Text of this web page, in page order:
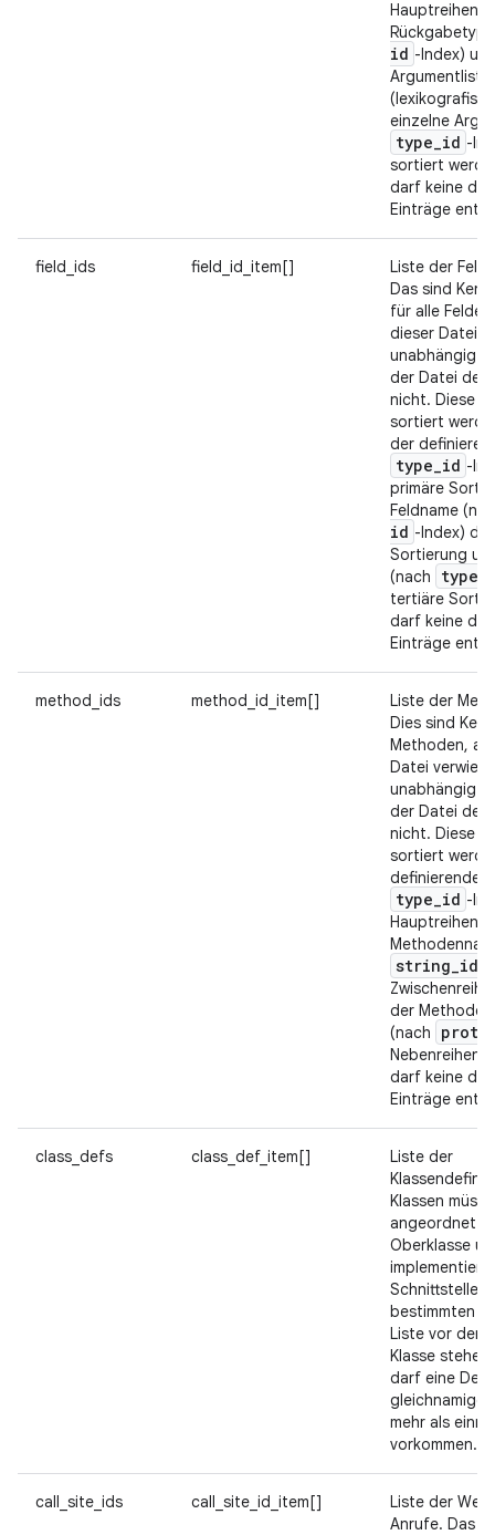
Rückgabetyp
id -Index)
Argumentliste
einzelne
type_id -
sortiert
darf keine
Einträge
field_ids field_id_item[]
Liste der
Das sind
für alle
dieser Datei
unabhängig
der Datei
nicht. Diese
sortiert
der
type_id -
primäre
Feldname
id -Index)
Sortierung
(nach
type
tertiäre
darf keine
Einträge
method_ids method_id_item[]
Liste der
Dies sind
Methoden,
Datei
unabhängig
der Datei
nicht. Diese
sortiert
definierende
type_id -
string_id
der
(nach
proto
darf keine
Einträge
class_defs class_def_item[]
Liste der
Klassen
angeordnet
Oberklasse
Schnittstellen
bestimmten
Liste vor der
Klasse
darf eine
gleichnamige
mehr als
vorkommen.
call_site_ids call_site_id_item[]
Liste der
Anrufe. Das